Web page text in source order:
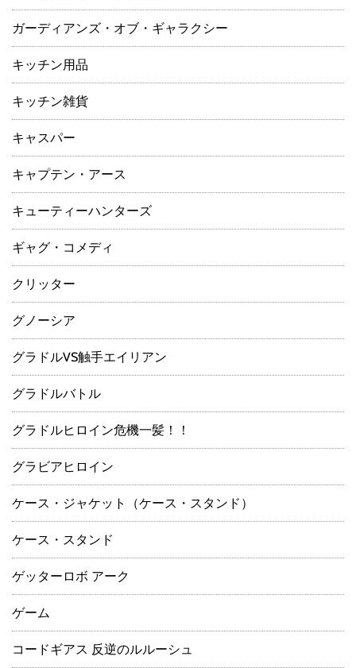
ガーディアンズ・オブ・ギャラクシー
キッチン用品
キッチン雑貨
キャスパー
キャプテン・アース
キューティーハンターズ
ギャグ・コメディ
クリッター
グノーシア
グラドルVS触手エイリアン
グラドルバトル
グラドルヒロイン危機一髪！！
グラビアヒロイン
ケース・ジャケット（ケース・スタンド）
ケース・スタンド
ゲッターロボ アーク
ゲーム
コードギアス 反逆のルルーシュ